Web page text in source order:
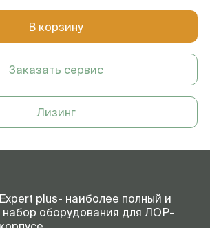
В корзину
Заказать сервис
Лизинг
plus- наиболее полный и
набор оборудования для ЛОР-